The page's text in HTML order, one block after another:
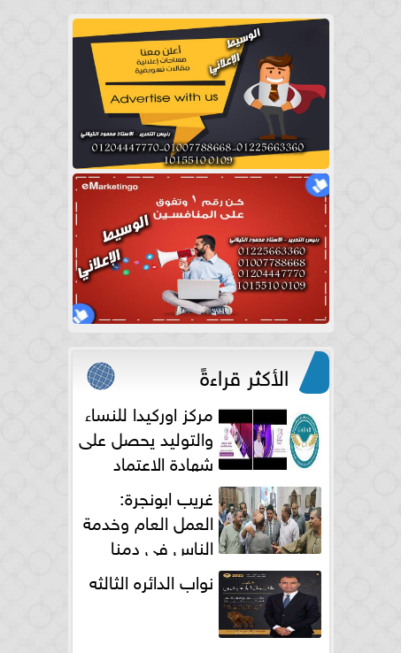
الأكثر قراءةً
مركز اوركيدا للنساء
والتوليد يحصل على
شهادة الاعتماد
الكامل
غريب ابونجرة:
العمل العام وخدمة
الناس فى دمنا
نواب الدائره الثالثه